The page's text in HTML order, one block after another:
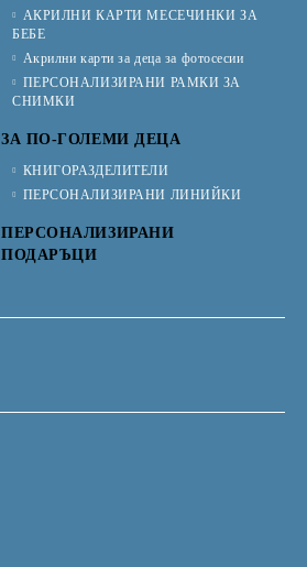
АКРИЛНИ КАРТИ МЕСЕЧИНКИ ЗА
БЕБЕ
Акрилни карти за деца за фотосесии
ПЕРСОНАЛИЗИРАНИ РАМКИ ЗА
СНИМКИ
ЗА ПО-ГОЛЕМИ ДЕЦА
КНИГОРАЗДЕЛИТЕЛИ
ПЕРСОНАЛИЗИРАНИ ЛИНИЙКИ
ПЕРСОНАЛИЗИРАНИ
ПОДАРЪЦИ